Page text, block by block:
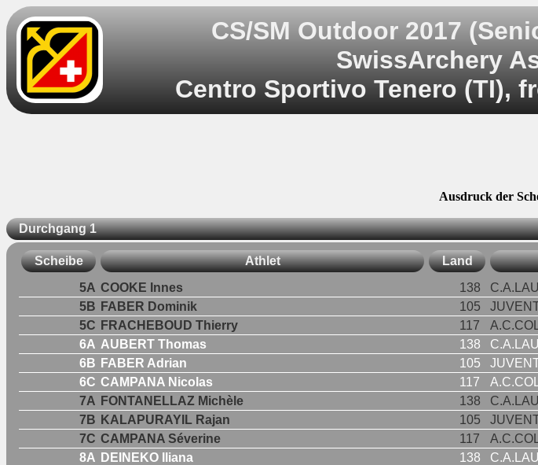
CS/SM Outdoor 2017
SwissArchery
Centro Sportivo Tenero (TI),
Ausdruck der
Durchgang 1
Scheibe Athlet Land
5A COOKE Innes 138
5B FABER Dominik 105
5C FRACHEBOUD Thierry 117
6A AUBERT Thomas 138
6B FABER Adrian 105
6C CAMPANA Nicolas 117
7A FONTANELLAZ Michèle 138
7B KALAPURAYIL Rajan 105
7C CAMPANA Séverine 117
8A DEINEKO Iliana 138